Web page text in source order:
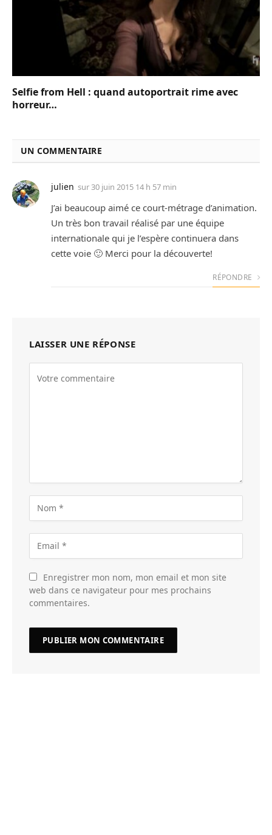
Selfie from Hell : quand autoportrait rime avec
horreur…
UN COMMENTAIRE
julien sur 30 juin 2015 14 h 57 min
J’ai beaucoup aimé ce court-métrage d’animation.
Un très bon travail réalisé par une équipe
internationale qui je l’espère continuera dans
cette voie 🙂 Merci pour la découverte!
RÉPONDRE
LAISSER UNE RÉPONSE
Enregistrer mon nom, mon email et mon site
web dans ce navigateur pour mes prochains
commentaires.